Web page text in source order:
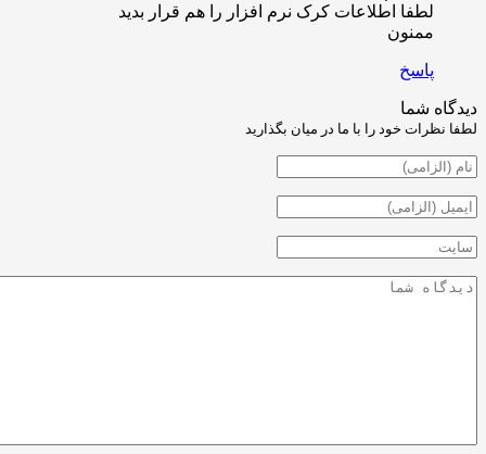
اطلاعات کرک نرم افزار را هم قرار بدید
شما
خود را با ما در میان بگذارید